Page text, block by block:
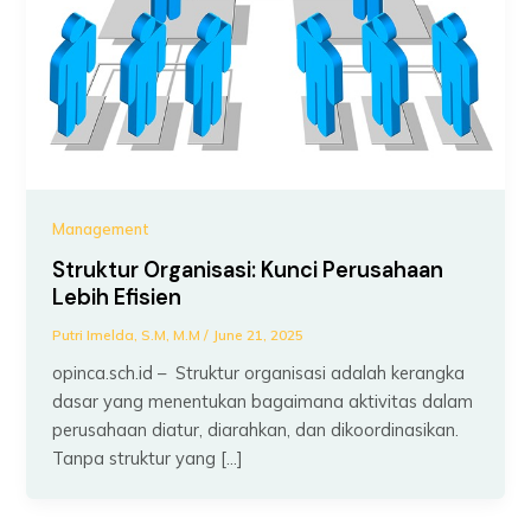
Management
Struktur Organisasi: Kunci Perusahaan
Lebih Efisien
Putri Imelda, S.M, M.M/ June 21, 2025
opinca.sch.id – Struktur organisasi adalah kerangka
dasar yang menentukan bagaimana aktivitas dalam
perusahaan diatur, diarahkan, dan dikoordinasikan.
Tanpa struktur yang […]